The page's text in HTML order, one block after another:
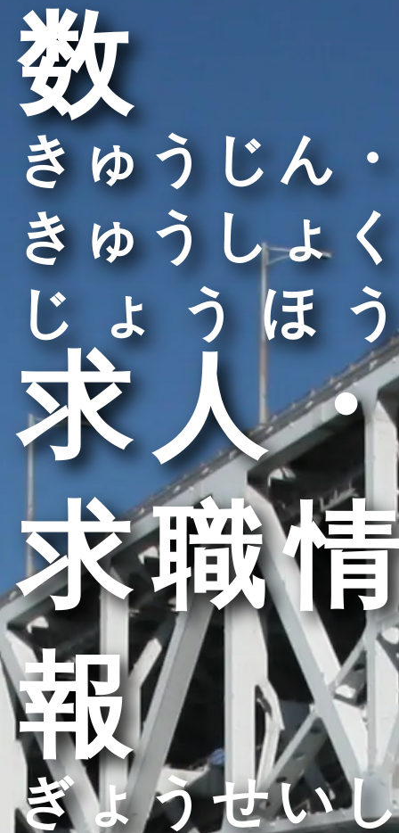
数
求人・
求職情
報
きゅうじん・
きゅうしょく
じょうほう
ぎょうせいし